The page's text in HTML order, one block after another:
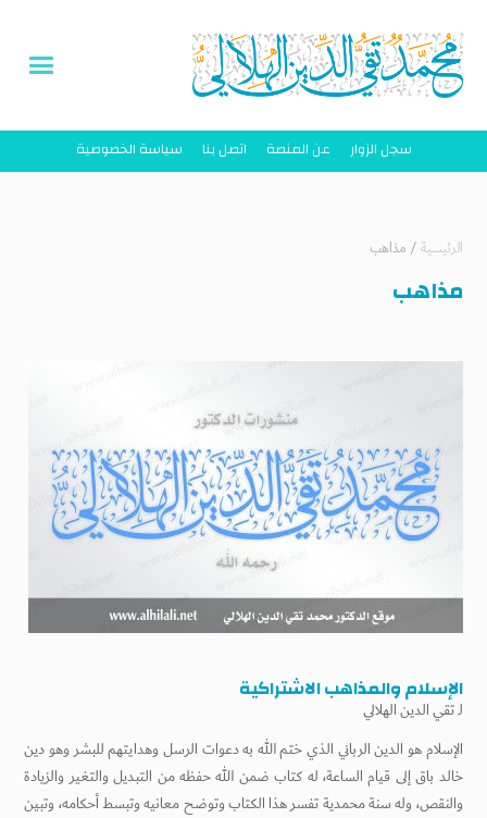
سجل الزوار عن المنصة اتصل بنا سياسة الخصوصية
الرئيسية/ مذاهب
مذاهب
الإسلام والمذاهب الاشتراكية
لـتقي الدين الهلالي
الإسلام هو الدين الرباني الذي ختم الله به دعوات الرسل وهدايتهم للبشر وهو دين
خالد باق إلى قيام الساعة، له كتاب ضمن الله حفظه من التبديل والتغير والزيادة
والنقص، وله سنة محمدية تفسر هذا الكتاب وتوضح معانيه وتبسط أحكامه، وتبين